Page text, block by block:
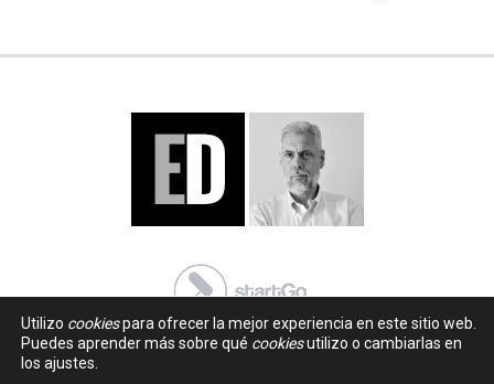
Utilizo cookiespara ofrecer la mejor experiencia en este sitio web.
Puedes aprender más sobre qué cookiesutilizo o cambiarlas en
los ajustes.